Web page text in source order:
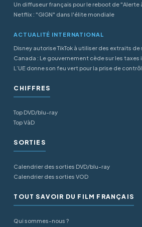
Un diffuseur français pour le reboot de "Alerte
Netflix : "GIGN" dans l'élite mondiale
ACTUALITÉ INTERNATIONAL
Disney autorise TikTok à utiliser des extraits
Canada : Le gouvernement cède sur les taxes
L’UE donne son feu vert pour la prise de
CHIFFRES
Top DVD/blu-ray
Top VàD
SORTIES
Calendrier des sorties DVD/blu-ray
Calendrier des sorties VOD
TOUT SAVOIR DU FILM FRANÇAIS
Qui sommes-nous ?